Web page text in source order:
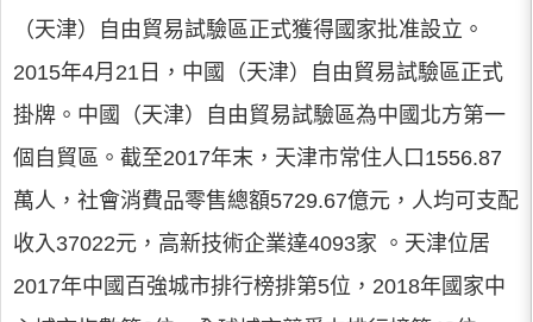
（天津）自由貿易試驗區正式獲得國家批准設立。
2015年4月21日，中國（天津）自由貿易試驗區正式
掛牌。中國（天津）自由貿易試驗區為中國北方第一
個自貿區。截至2017年末，天津市常住人口1556.87
萬人，社會消費品零售總額5729.67億元，人均可支配
收入37022元，高新技術企業達4093家 。天津位居
2017年中國百強城市排行榜排第5位，2018年國家中